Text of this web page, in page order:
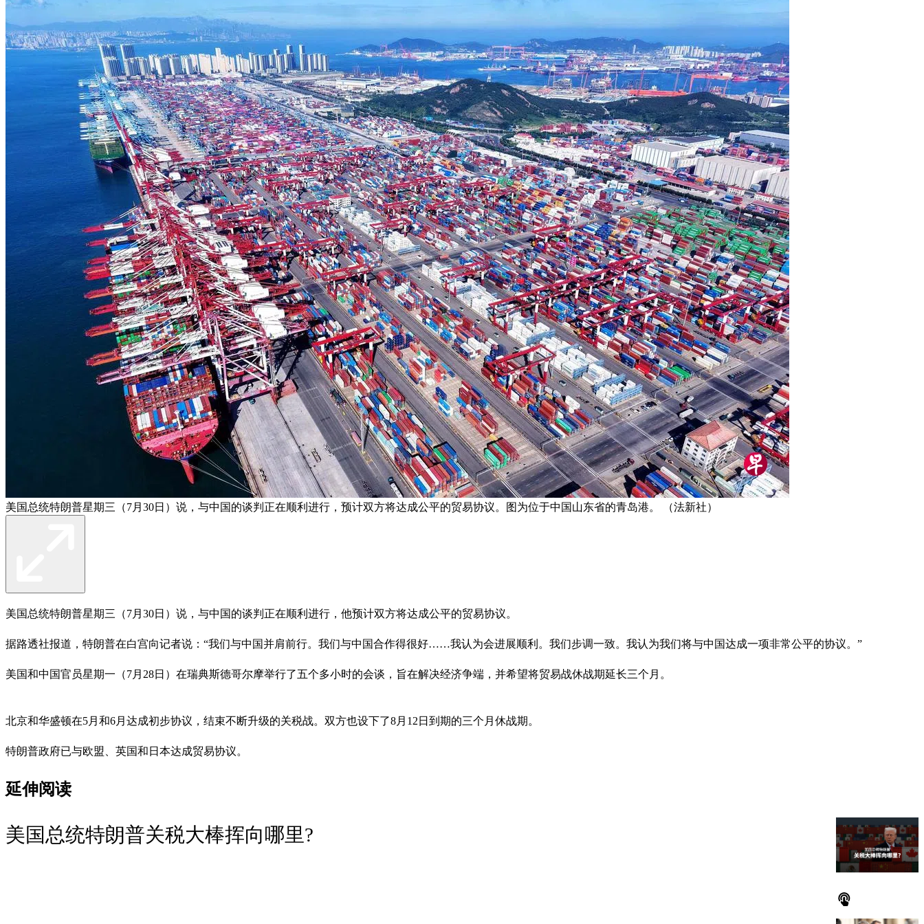
美国总统特朗普星期三（7月30日）说，与中国的谈判正在顺利进行，预计双方将达成公平的贸易协议。图为位于中国山东省的青岛港。 （法新社）
美国总统特朗普星期三（7月30日）说，与中国的谈判正在顺利进行，他预计双方将达成公平的贸易协议。
据路透社报道，特朗普在白宫向记者说：“我们与中国并肩前行。我们与中国合作得很好……我认为会进展顺利。我们步调一致。我认为我们将与中国达成一项非常公平的协议。”
美国和中国官员星期一（7月28日）在瑞典斯德哥尔摩举行了五个多小时的会谈，旨在解决经济争端，并希望将贸易战休战期延长三个月。
北京和华盛顿在5月和6月达成初步协议，结束不断升级的关税战。双方也设下了8月12日到期的三个月休战期。
特朗普政府已与欧盟、英国和日本达成贸易协议。
延伸阅读
美国总统特朗普关税大棒挥向哪里?